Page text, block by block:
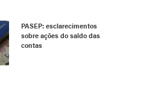
PASEP: esclarecimentos
sobre ações do saldo das
contas